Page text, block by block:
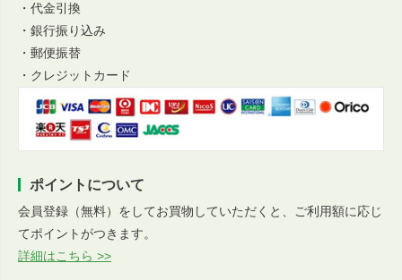
・代金引換
・銀行振り込み
・郵便振替
・クレジットカード
ポイントについて
会員登録（無料）をしてお買物していただくと、ご利用額に応じ
てポイントがつきます。
詳細はこちら >>